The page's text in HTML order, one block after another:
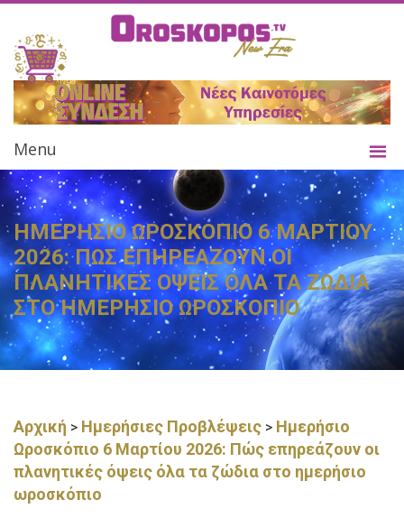
Menu
ΗΜΕΡΗΣΙΟ ΩΡΟΣΚΟΠΙΟ 6 ΜΑΡΤΙΟΥ
2026: ΠΩΣ ΕΠΗΡΕΑΖΟΥΝ ΟΙ
ΠΛΑΝΗΤΙΚΕΣ ΟΨΕΙΣ ΟΛΑ ΤΑ ΖΩΔΙΑ
ΣΤΟ ΗΜΕΡΗΣΙΟ ΩΡΟΣΚΟΠΙΟ
Αρχική > Ημερήσιες Προβλέψεις > Ημερήσιο
Ωροσκόπιο 6 Μαρτίου 2026: Πώς επηρεάζουν οι
πλανητικές όψεις όλα τα ζώδια στο ημερήσιο
ωροσκόπιο